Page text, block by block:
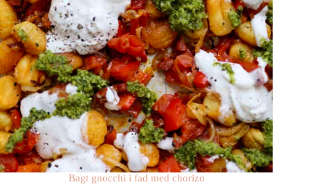
Bagt gnocchi i fad med chorizo